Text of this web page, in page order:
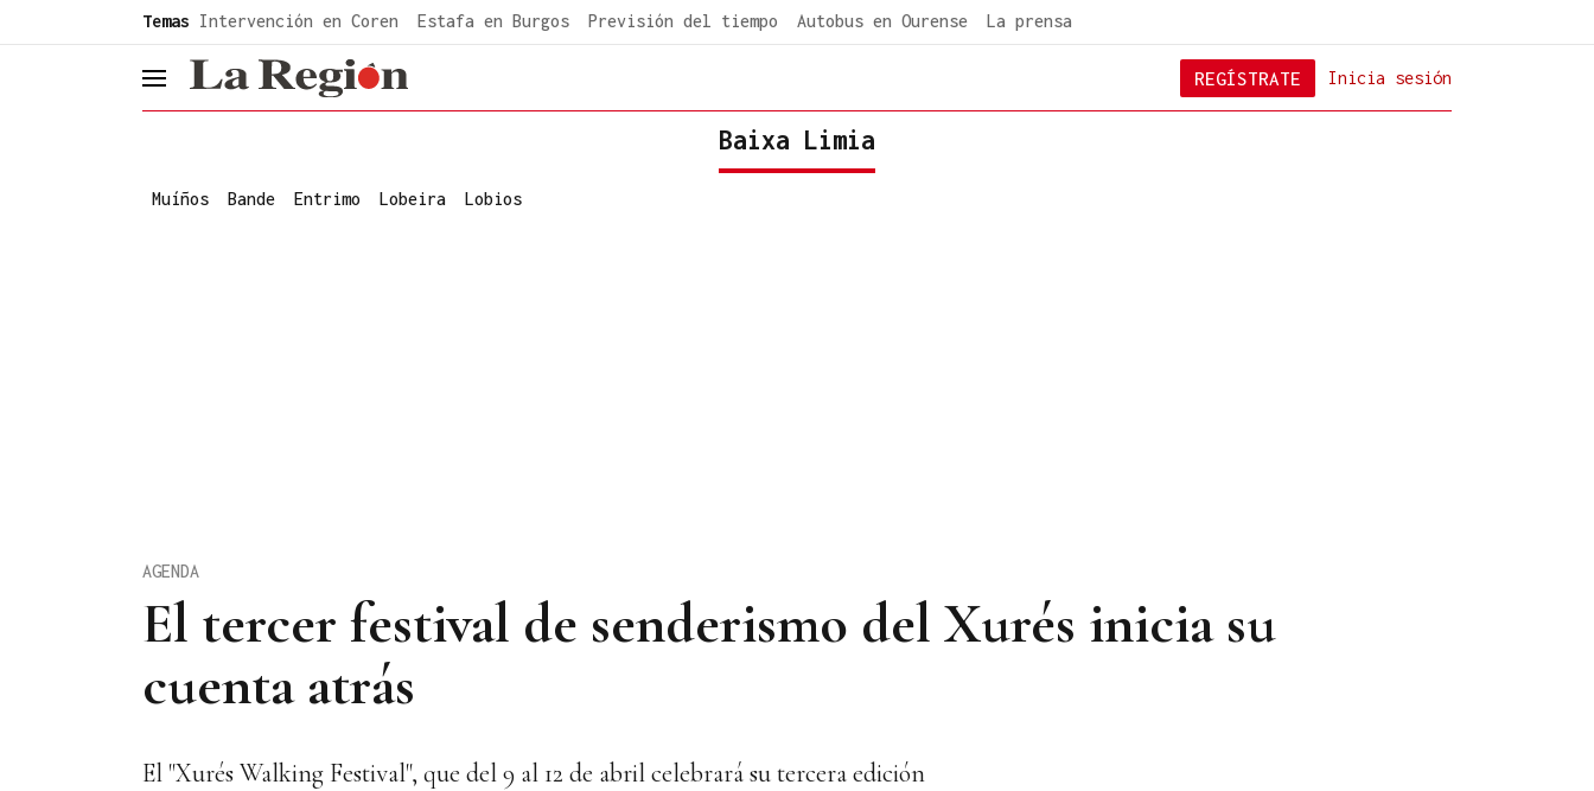
Temas Intervención en Coren Estafa en Burgos Previsión del tiempo Autobus en Ourense La prensa
header.menu.open Inicia sesión
REGÍSTRATE
Baixa Limia
Muíños Bande Entrimo Lobeira Lobios
El tercer festival de senderismo del Xurés inicia su
cuenta atrás
AGENDA
El "Xurés Walking Festival", que del 9 al 12 de abril celebrará su tercera edición